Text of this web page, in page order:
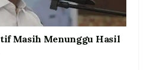
Masih Menunggu Hasil